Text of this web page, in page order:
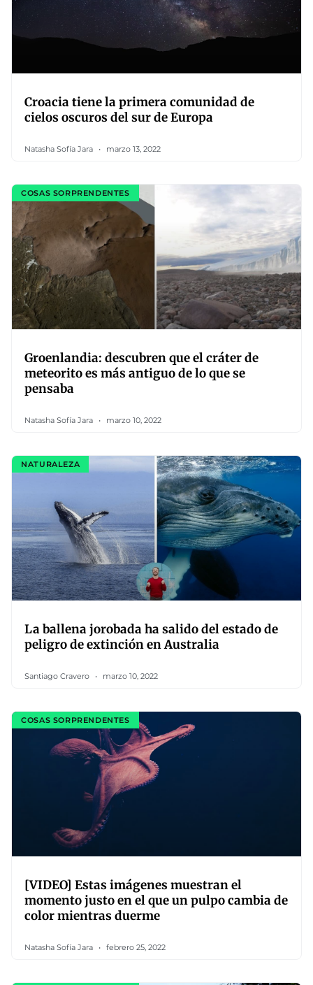
Croacia tiene la primera comunidad de
cielos oscuros del sur de Europa
Natasha Sofía Jara marzo 13, 2022
COSAS SORPRENDENTES
Groenlandia: descubren que el cráter de
meteorito es más antiguo de lo que se
pensaba
Natasha Sofía Jara marzo 10, 2022
NATURALEZA
La ballena jorobada ha salido del estado de
peligro de extinción en Australia
Santiago Cravero marzo 10, 2022
COSAS SORPRENDENTES
[VIDEO] Estas imágenes muestran el
momento justo en el que un pulpo cambia de
color mientras duerme
Natasha Sofía Jara febrero 25, 2022